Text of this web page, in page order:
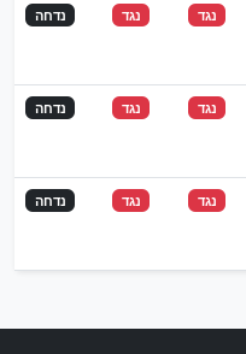
נגד נגד נדחה
נגד נגד נדחה
נגד נגד נדחה